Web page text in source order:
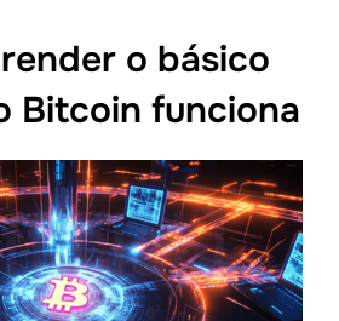
o básico
Bitcoin funciona